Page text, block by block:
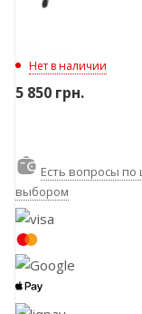
Нет в наличии
5 850 грн.
Есть вопросы
выбором